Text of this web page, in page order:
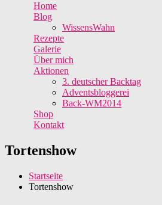
Home
Blog
WissensWahn
Rezepte
Galerie
Über mich
Aktionen
3. deutscher Backtag
Adventsbloggerei
Back-WM2014
Shop
Kontakt
Tortenshow
Startseite
Tortenshow